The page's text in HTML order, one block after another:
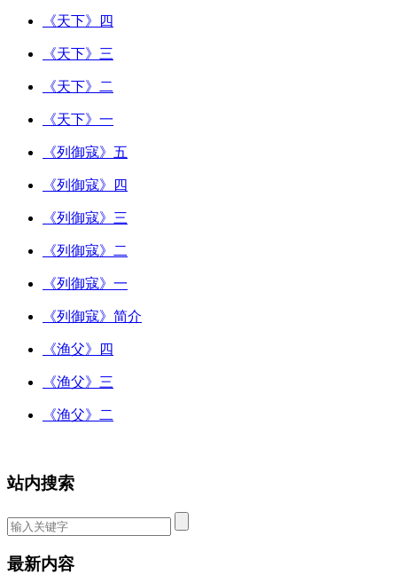
《天下》四
《天下》三
《天下》二
《天下》一
《列御寇》五
《列御寇》四
《列御寇》三
《列御寇》二
《列御寇》一
《列御寇》简介
《渔父》四
《渔父》三
《渔父》二
站内搜索
最新内容